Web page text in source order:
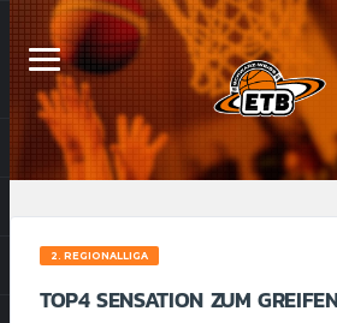
2. REGIONALLIGA
TOP4 SENSATION ZUM